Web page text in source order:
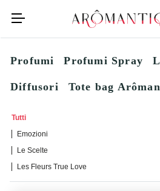
Profumi Profumi Spray
Diffusori Tote bag
Tutti
Emozioni